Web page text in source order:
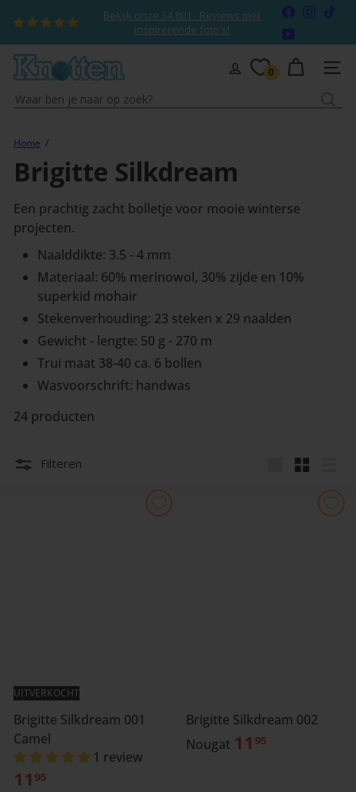
inhoud
gaan
Diavoorstelling
pauzeren
Bekijk onze 34.801 - Reviews met
inspirerende foto's!
Facebook
YouTube
K
n
o
t
n
0
Waar
je
op
Home
Brigitte Silkdream
Een prachtig zacht bolletje voor mooie winterse
projecten.
Naalddikte: 3.5 - 4 mm
Materiaal: 60% merinowol, 30% zijde en 10%
superkid mohair
Stekenverhouding: 23 steken x 29 naalden
Gewicht - lengte: 50 g - 270 m
Trui maat 38-40 ca. 6 bollen
Wasvoorschrift: handwas
24 producten
Filteren
GrootKlein
UITVERKOCHT
Brigitte Silkdream 001
Camel
1 review
11 95
Brigitte Silkdream 002
Nougat 11 95